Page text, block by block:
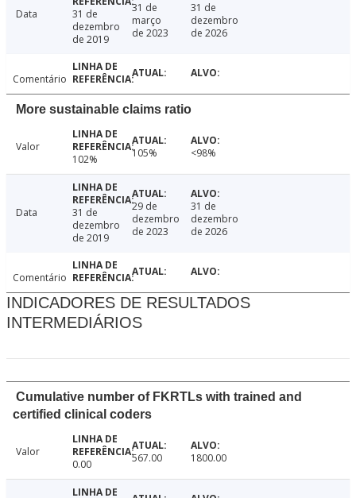
Data
31 de
dezembro
de 2019
31 de
março
de 2023
31 de
dezembro
de 2026
Comentário
More sustainable claims ratio
Valor
102%
105% <98%
Data
31 de
dezembro
de 2019
29 de
dezembro
de 2023
31 de
dezembro
de 2026
Comentário
INDICADORES DE RESULTADOS
INTERMEDIÁRIOS
Cumulative number of FKRTLs with trained and
certified clinical coders
Valor
0.00
567.00 1800.00